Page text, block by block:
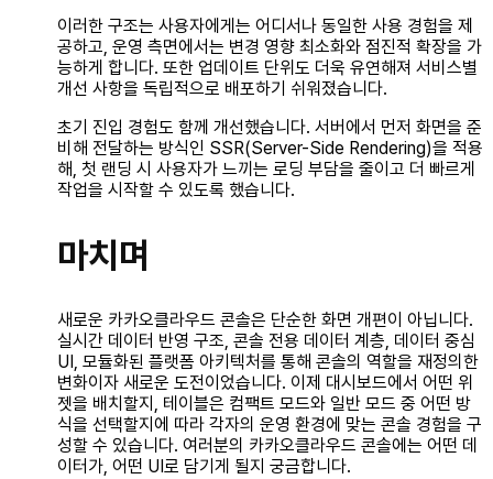
이러한 구조는 사용자에게는 어디서나 동일한 사용 경험을 제
공하고, 운영 측면에서는 변경 영향 최소화와 점진적 확장을 가
능하게 합니다. 또한 업데이트 단위도 더욱 유연해져 서비스별
개선 사항을 독립적으로 배포하기 쉬워졌습니다.
초기 진입 경험도 함께 개선했습니다. 서버에서 먼저 화면을 준
비해 전달하는 방식인 SSR(Server-Side Rendering)을 적용
해, 첫 랜딩 시 사용자가 느끼는 로딩 부담을 줄이고 더 빠르게
작업을 시작할 수 있도록 했습니다.
마치며
새로운 카카오클라우드 콘솔은 단순한 화면 개편이 아닙니다.
실시간 데이터 반영 구조, 콘솔 전용 데이터 계층, 데이터 중심
UI, 모듈화된 플랫폼 아키텍처를 통해 콘솔의 역할을 재정의한
변화이자 새로운 도전이었습니다. 이제 대시보드에서 어떤 위
젯을 배치할지, 테이블은 컴팩트 모드와 일반 모드 중 어떤 방
식을 선택할지에 따라 각자의 운영 환경에 맞는 콘솔 경험을 구
성할 수 있습니다. 여러분의 카카오클라우드 콘솔에는 어떤 데
이터가, 어떤 UI로 담기게 될지 궁금합니다.